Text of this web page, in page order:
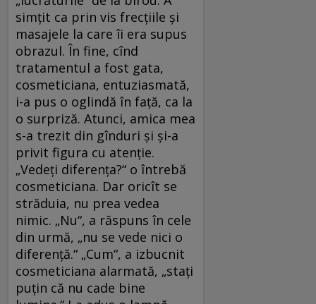
simţit ca prin vis frecţiile şi
masajele la care îi era supus
obrazul. În fine, cînd
tratamentul a fost gata,
cosmeticiana, entuziasmată,
i-a pus o oglindă în faţă, ca la
o surpriză. Atunci, amica mea
s-a trezit din gînduri şi şi-a
privit figura cu atenţie.
„Vedeţi diferenţa?“ o întrebă
cosmeticiana. Dar oricît se
străduia, nu prea vedea
nimic. „Nu“, a răspuns în cele
din urmă, „nu se vede nici o
diferenţă.“ „Cum“, a izbucnit
cosmeticiana alarmată, „staţi
puţin că nu cade bine